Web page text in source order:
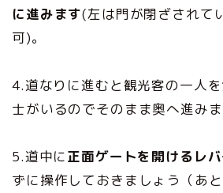
に進みます(左は門が閉ざされて
可)。
4.道なりに進むと観光客の一人
士がいるのでそのまま奥へ進みま
5.道中に正面ゲートを開けるレバ
ずに操作しておきましょう（あ